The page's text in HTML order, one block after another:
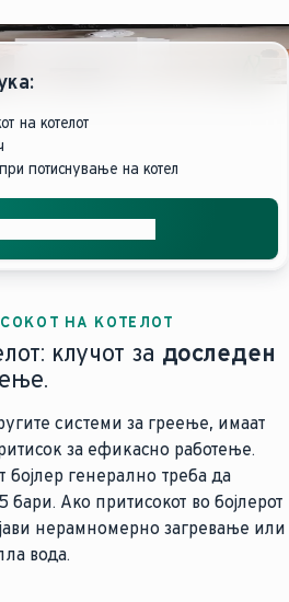
на котелот
потиснување на котел
НА КОТЕЛОТ
клучот за доследен
системи за греење, имаат
за ефикасно работење.
генерално треба да
бари. Ако притисокот во бојлерот
нерамномерно загревање или
вода.